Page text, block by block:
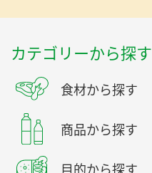
カテゴリーから探す
食材から探す
商品から探す
目的から探す